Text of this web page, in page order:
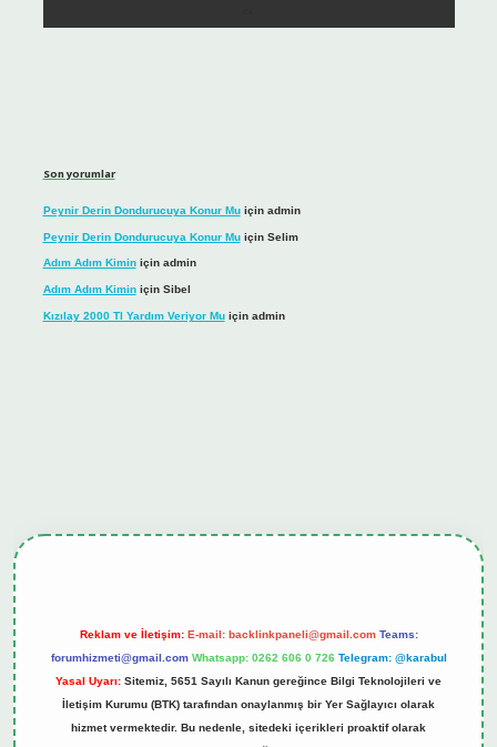
Son yorumlar
Peynir Derin Dondurucuya Konur Muiçin admin
Peynir Derin Dondurucuya Konur Muiçin Selim
Adım Adım Kiminiçin admin
Adım Adım Kiminiçin Sibel
Kızılay 2000 Tl Yardım Veriyor Muiçin admin
Reklam ve İletişim: E-mail: backlinkpaneli@gmail.com Teams:
forumhizmeti@gmail.com Whatsapp: 0262 606 0 726 Telegram: @karabul
Yasal Uyarı: Sitemiz, 5651 Sayılı Kanun gereğince Bilgi Teknolojileri ve
İletişim Kurumu (BTK) tarafından onaylanmış bir Yer Sağlayıcı olarak
hizmet vermektedir. Bu nedenle, sitedeki içerikleri proaktif olarak